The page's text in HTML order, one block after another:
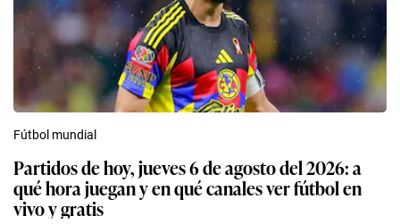
Fútbol mundial
Partidos de hoy, jueves 6 de agosto del 2026: a
qué hora juegan y en qué canales ver fútbol en
vivo y gratis